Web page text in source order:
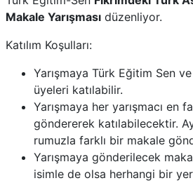
Makale Yarışması düzenliyor.
Katılım Koşulları:
Yarışmaya Türk Eğitim Sen
üyeleri katılabilir.
Yarışmaya her yarışmacı en
göndererek katılabilecektir.
rumuzla farklı bir makale
Yarışmaya gönderilecek
isimle de olsa herhangi bir